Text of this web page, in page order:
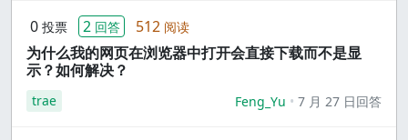
0 投票 2 回答 512 阅读
为什么我的网页在浏览器中打开会直接下载而不是显
示？如何解决？
trae Feng_Yu 7 月 27 日回答